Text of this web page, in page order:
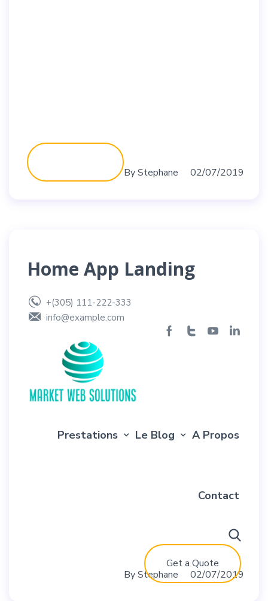
ByStephane 02/07/2019
Home App Landing
+(305) 111-222-333
info@example.com
Prestations Le Blog A Propos
Contact
Get a Quote
ByStephane 02/07/2019